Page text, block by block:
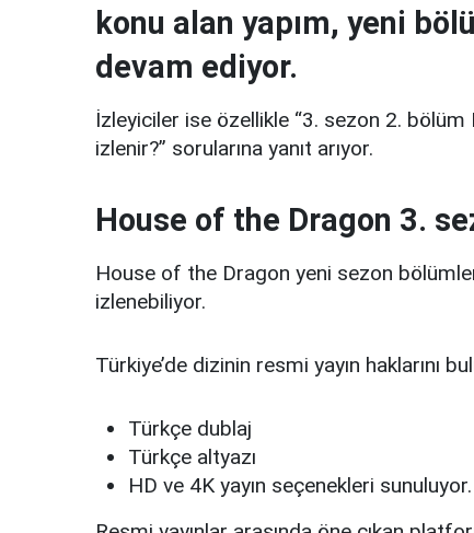
konu alan yapım, yeni
devam ediyor.
İzleyiciler ise özellikle “3. sezon 2. bölüm
izlenir?” sorularına yanıt arıyor.
House of the Dragon 3.
House of the Dragon yeni sezon
izlenebiliyor.
Türkiye’de dizinin resmi yayın haklarını
Türkçe dublaj
Türkçe altyazı
HD ve 4K yayın seçenekleri sunuluyor.